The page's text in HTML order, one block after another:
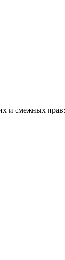
и смежных прав: